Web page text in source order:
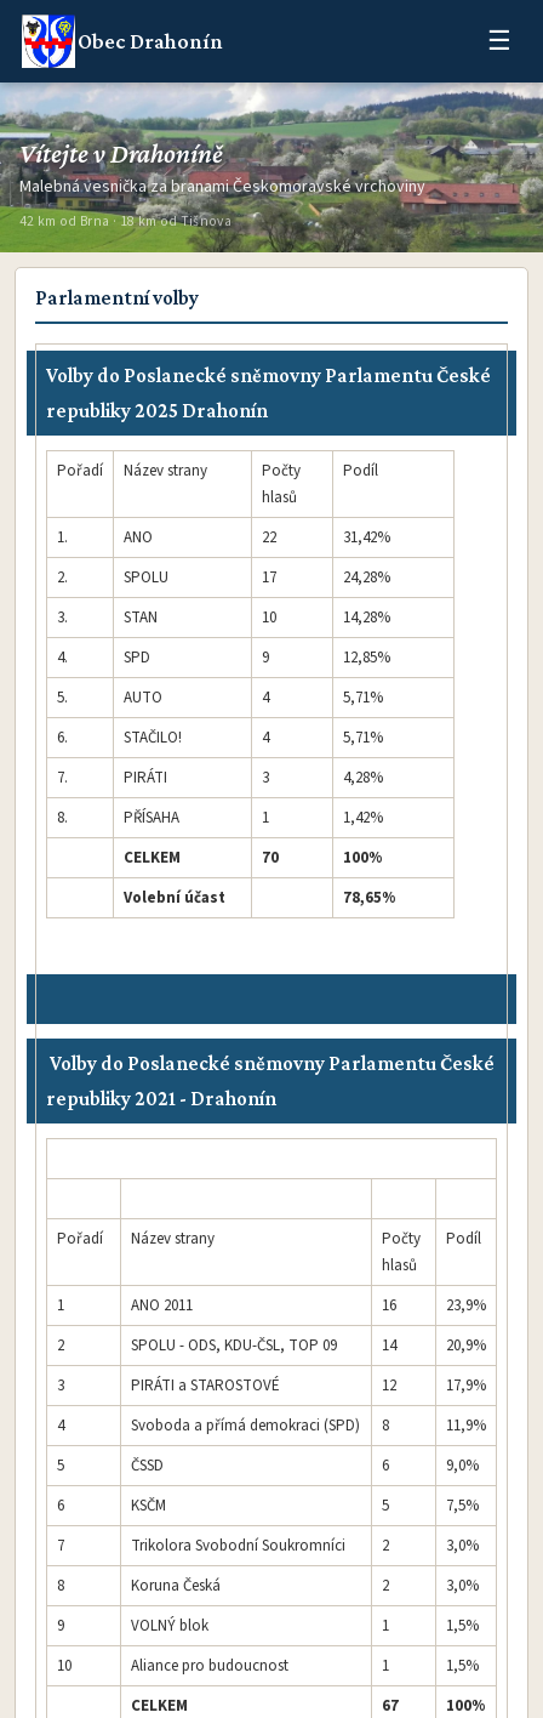
Obec Drahonín ☰
Vítejte v Drahoníně
Malebná vesnička za branami Českomoravské vrchoviny
42 km od Brna · 18 km od Tišnova
Parlamentní volby
Volby do Poslanecké sněmovny Parlamentu České
republiky 2025 Drahonín
Pořadí Název strany
Počty
hlasů
Podíl
1. ANO 22
31,42%
2.
SPOLU 17
24,28%
3.
STAN 10
14,28%
4.
SPD 9
12,85%
5.
AUTO 4
5,71%
6.
STAČILO! 4
5,71%
7.
PIRÁTI 3
4,28%
8.
PŘÍSAHA 1
1,42%
CELKEM
70
100%
Volební účast
78,65%
Volby do Poslanecké sněmovny Parlamentu České
republiky 2021 - Drahonín
Pořadí Název strany
Počty
hlasů
Podíl
1 ANO 2011 16
23,9%
2
SPOLU - ODS, KDU-ČSL, TOP 09 14
20,9%
3
PIRÁTI a STAROSTOVÉ 12
17,9%
4
Svoboda a přímá demokraci (SPD) 8
11,9%
5
ČSSD 6
9,0%
6
KSČM 5
7,5%
7
Trikolora Svobodní Soukromníci 2
3,0%
8
Koruna Česká 2
3,0%
9
VOLNÝ blok 1
1,5%
10
Aliance pro budoucnost 1
1,5%
CELKEM
67 100%